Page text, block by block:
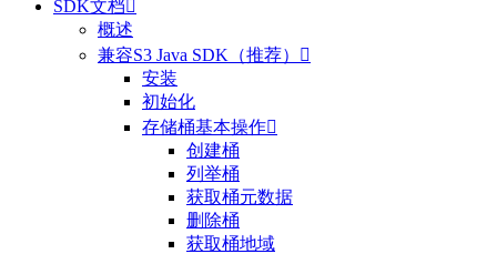
SDK文档
概述
兼容S3 Java SDK（推荐）

安装
初始化
存储桶基本操作
创建桶
列举桶
获取桶元数据
删除桶
获取桶地域